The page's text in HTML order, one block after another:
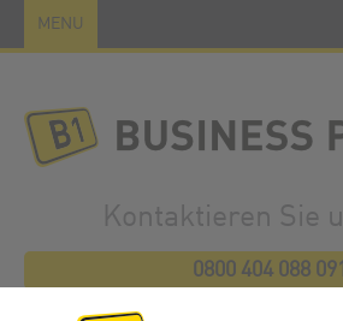
MENU
Kontaktieren Sie
0800 404 088 091